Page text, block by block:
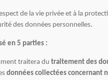
de la vie privée et à la
des données personnelles.
en 5 parties :
traitera du traitement des
données collectées concernant